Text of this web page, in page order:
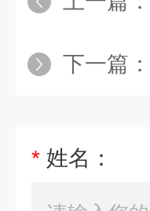
下一篇：
* 姓名：